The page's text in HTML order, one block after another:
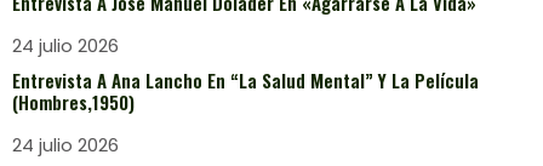
24 julio 2026
Entrevista A Ana Lancho En “La Salud Mental” Y La Película
(Hombres,1950)
24 julio 2026